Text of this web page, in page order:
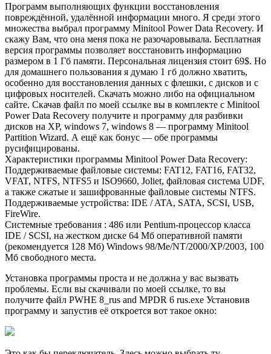
Программ выполняющих функции восстановления
повреждённой, удалённой информации много. Я среди этого
множества выбрал программу Minitool Power Data Recovery. И
скажу Вам, что она меня пока не разочаровывала. Бесплатная
версия программы позволяет восстановить информацию
размером в 1 Гб памяти. Персональная лицензия стоит 69$. Но
для домашнего пользования я думаю 1 гб должно хватить,
особенно для восстановления данных с флешки, с дисков и с
цифровых носителей. Скачать можно либо на официальном
сайте. Скачав файл по моей ссылке вы в комплекте с Minitool
Power Data Recovery получите и программу для разбивки
дисков на XP, windows 7, windows 8 — программу Minitool
Partition Wizard. А ещё как бонус — обе программы
русифицированы.
Характеристики программы Minitool Power Data Recovery:
Поддерживаемые файловые системы: FAT12, FAT16, FAT32,
VFAT, NTFS, NTFS5 и ISO9660, Joliet, файловая система UDF,
а также сжатые и зашифрованные файловые системы NTFS.
Поддерживаемые устройства: IDE / ATA, SATA, SCSI, USB,
FireWire.
Системные требования : 486 или Pentium-процессор класса
IDE / SCSI, на жестком диске 64 Мб оперативной памяти
(рекомендуется 128 Мб) Windows 98/Me/NT/2000/XP/2003, 100
Мб свободного места.
Установка программы проста и не должна у вас вызвать
проблемы. Если вы скачивали по моей ссылке, то вы
получите файл PWHE 8_rus and MPDR 6 rus.exe Установив
программу и запустив её откроется вот такое окно: